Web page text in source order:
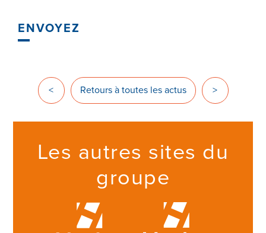
ENVOYEZ
< Retours à toutes les actus >
Les autres sites du
groupe